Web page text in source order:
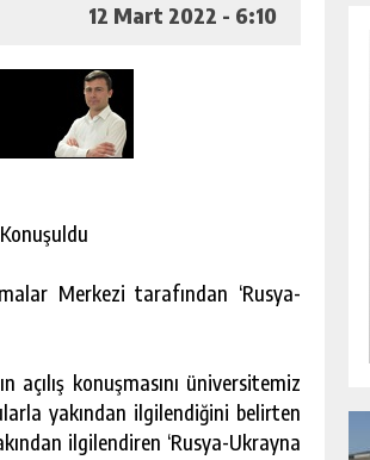
12 Mart 2022 - 6:10
Merkezi tarafından ‘Rusya-
konuşmasını üniversitemiz
yakından ilgilendiğini belirten
ilgilendiren ‘Rusya-Ukrayna